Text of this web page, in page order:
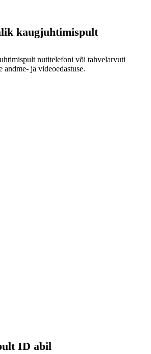
kaugjuhtimispult
nutitelefoni või tahvelarvuti
andme- ja videoedastuse.
ID abil